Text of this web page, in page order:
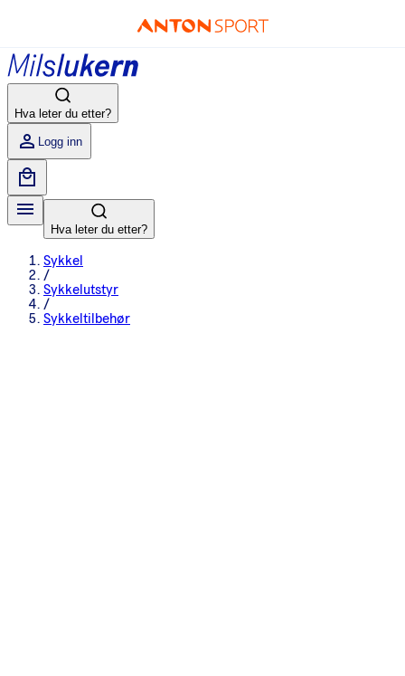
Hva leter du etter?
Logg inn
Hva leter du etter?
Sykkel
/
Sykkelutstyr
/
Sykkeltilbehør